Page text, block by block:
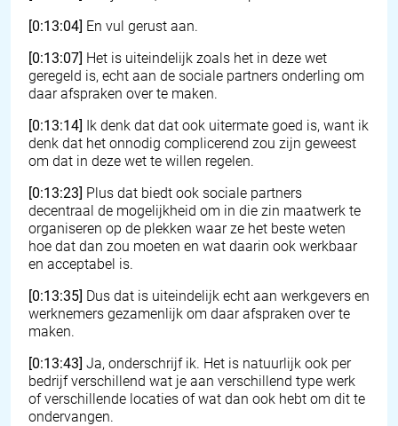
[0:13:04] En vul gerust aan.
[0:13:07] Het is uiteindelijk zoals het in deze wet
geregeld is, echt aan de sociale partners onderling om
daar afspraken over te maken.
[0:13:14] Ik denk dat dat ook uitermate goed is, want ik
denk dat het onnodig complicerend zou zijn geweest
om dat in deze wet te willen regelen.
[0:13:23] Plus dat biedt ook sociale partners
decentraal de mogelijkheid om in die zin maatwerk te
organiseren op de plekken waar ze het beste weten
hoe dat dan zou moeten en wat daarin ook werkbaar
en acceptabel is.
[0:13:35] Dus dat is uiteindelijk echt aan werkgevers en
werknemers gezamenlijk om daar afspraken over te
maken.
[0:13:43] Ja, onderschrijf ik. Het is natuurlijk ook per
bedrijf verschillend wat je aan verschillend type werk
of verschillende locaties of wat dan ook hebt om dit te
ondervangen.